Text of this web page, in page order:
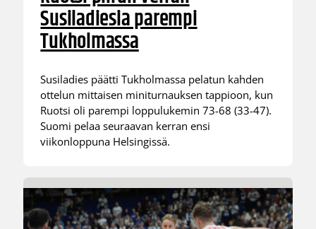
Susiladiesia parempi
Tukholmassa
Susiladies päätti Tukholmassa pelatun kahden
ottelun mittaisen miniturnauksen tappioon, kun
Ruotsi oli parempi loppulukemin 73-68 (33-47).
Suomi pelaa seuraavan kerran ensi
viikonloppuna Helsingissä.